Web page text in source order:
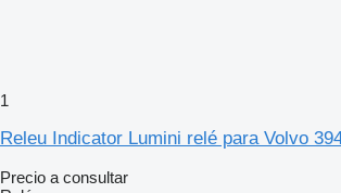
1
Releu Indicator Lumini relé para Volvo
Precio a consultar